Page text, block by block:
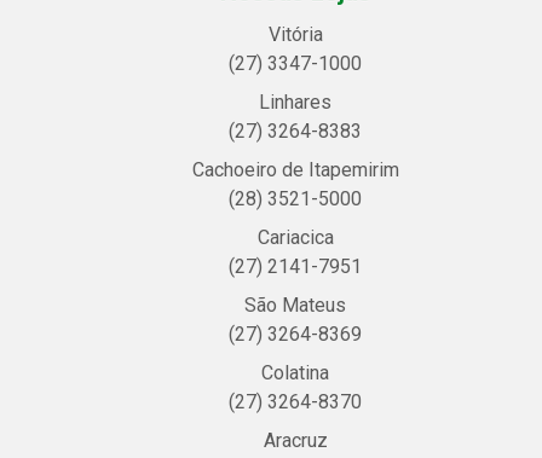
Vitória
(27) 3347-1000
Linhares
(27) 3264-8383
Cachoeiro de Itapemirim
(28) 3521-5000
Cariacica
(27) 2141-7951
São Mateus
(27) 3264-8369
Colatina
(27) 3264-8370
Aracruz